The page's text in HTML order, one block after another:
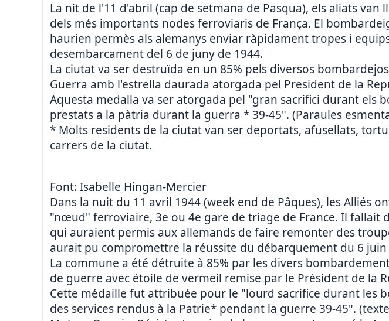
La nit de l'11 d'abril (cap de setmana de Pasqua), els aliats
dels més importants nodes ferroviaris de França. El
haurien permès als alemanys enviar ràpidament tropes i
desembarcament del 6 de juny de 1944.
La ciutat va ser destruïda en un 85% pels diversos
Guerra amb l'estrella daurada atorgada pel President de la
Aquesta medalla va ser atorgada pel "gran sacrifici durant els
prestats a la pàtria durant la guerra * 39-45". (Paraules
* Molts residents de la ciutat van ser deportats, afusellats,
carrers de la ciutat.
Font: Isabelle Hingan-Mercier
Dans la nuit du 11 avril 1944 (week end de Pâques), les Alliés
"nœud" ferroviaire, 3e ou 4e gare de triage de France. Il fallait
qui auraient permis aux allemands de faire remonter des
aurait pu compromettre la réussite du débarquement du 6 juin
La commune a été détruite à 85% par les divers
de guerre avec étoile de vermeil remise par le Président de la
Cette médaille fut attribuée pour le "lourd sacrifice durant les
des services rendus à la Patrie* pendant la guerre 39-45".